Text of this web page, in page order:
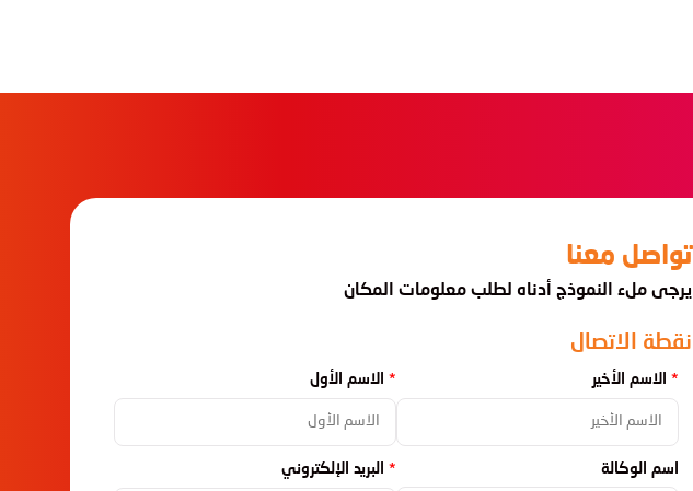
تواصل معنا
يرجى ملء النموذج أدناه لطلب معلومات المكان
نقطة الاتصال
الاسم الأول الاسم الأخير
البريد الإلكتروني اسم الوكالة